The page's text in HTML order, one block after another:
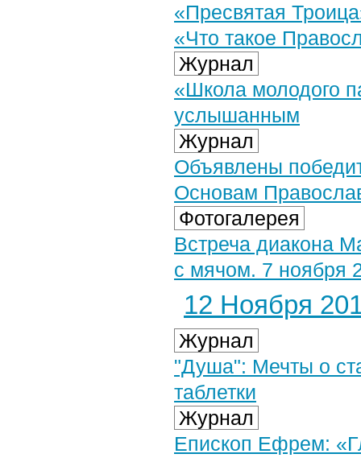
«Пресвятая
«Что такое
Журнал
«Школа молодого
услышанным
Журнал
Объявлены
Основам
Фотогалерея
Встреча диакона
с мячом. 7 ноября
12 Ноября
Журнал
"Душа": Мечты о
таблетки
Журнал
Епископ Ефрем: